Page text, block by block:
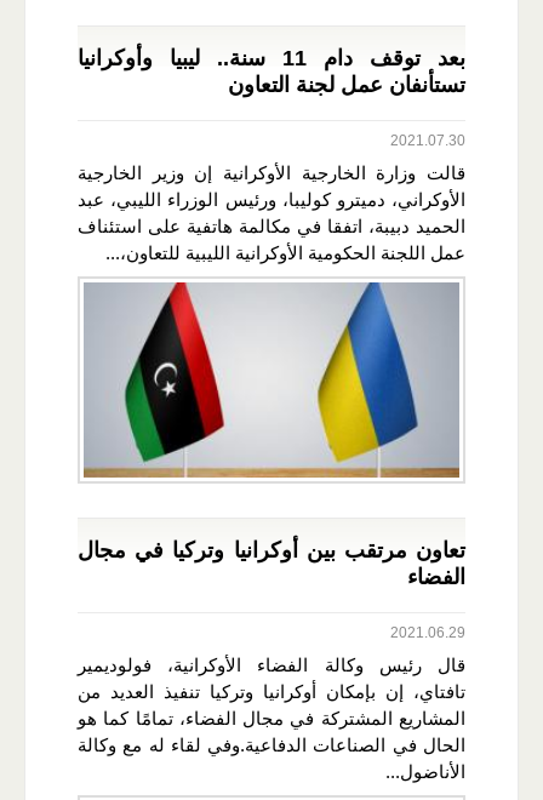
بعد توقف دام 11 سنة.. ليبيا وأوكرانيا
تستأنفان عمل لجنة التعاون
2021.07.30
قالت وزارة الخارجية الأوكرانية إن وزير الخارجية
الأوكراني، دميترو كوليبا، ورئيس الوزراء الليبي، عبد
الحميد دبيبة، اتفقا في مكالمة هاتفية على استئناف
عمل اللجنة الحكومية الأوكرانية الليبية للتعاون،...
تعاون مرتقب بين أوكرانيا وتركيا في مجال
الفضاء
2021.06.29
قال رئيس وكالة الفضاء الأوكرانية، فولوديمير
تافتاي، إن بإمكان أوكرانيا وتركيا تنفيذ العديد من
المشاريع المشتركة في مجال الفضاء، تمامًا كما هو
الحال في الصناعات الدفاعية.وفي لقاء له مع وكالة
الأناضول...